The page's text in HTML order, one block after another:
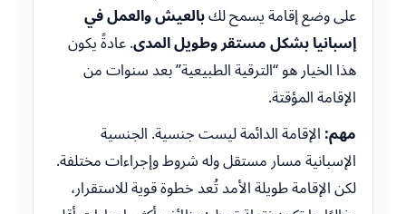
على وضع إقامة يسمح لكبالعيش والعمل في
إسبانيا بشكل مستقر وطويل المدى. عادةً يكون
هذا الخيار هو “الترقية الطبيعية” بعد سنوات من
الإقامة المؤقتة.
مهم: الإقامة الدائمة ليست جنسية. الجنسية
الإسبانية مسار مستقل وله شروط وإجراءات مختلفة.
لكن الإقامة طويلة الأمد تُعد خطوة قوية للاستقرار،